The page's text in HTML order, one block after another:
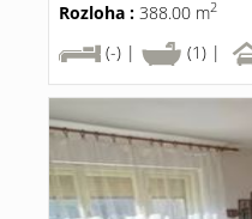
Rozloha : 388.00 m2
(-) |
(1) |